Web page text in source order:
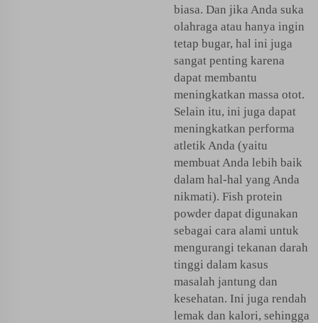
biasa. Dan jika Anda suka
olahraga atau hanya ingin
tetap bugar, hal ini juga
sangat penting karena
dapat membantu
meningkatkan massa otot.
Selain itu, ini juga dapat
meningkatkan performa
atletik Anda (yaitu
membuat Anda lebih baik
dalam hal-hal yang Anda
nikmati). Fish protein
powder dapat digunakan
sebagai cara alami untuk
mengurangi tekanan darah
tinggi dalam kasus
masalah jantung dan
kesehatan. Ini juga rendah
lemak dan kalori, sehingga